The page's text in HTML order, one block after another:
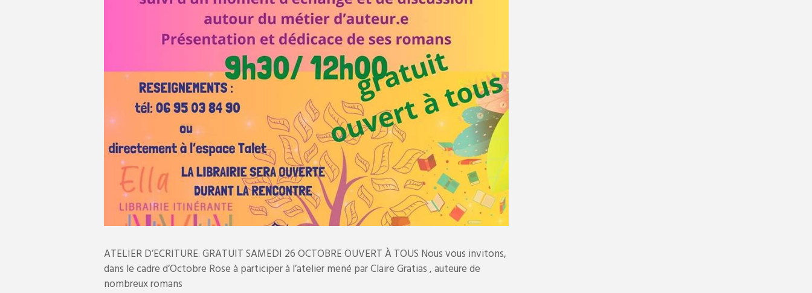
ATELIER D’ECRITURE. GRATUIT SAMEDI 26 OCTOBRE OUVERT À TOUS Nous vous invitons,
dans le cadre d’Octobre Rose à participer à l’atelier mené par Claire Gratias , auteure de
nombreux romans